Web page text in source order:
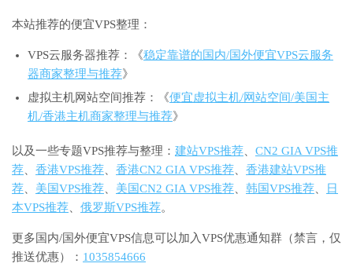
本站推荐的便宜VPS整理：
VPS云服务器推荐：《稳定靠谱的国内/国外便宜VPS云服务
器商家整理与推荐》
虚拟主机网站空间推荐：《便宜虚拟主机/网站空间/美国主
机/香港主机商家整理与推荐》
以及一些专题VPS推荐与整理： 建站VPS推荐
CN2 GIA VPS推
荐
香港VPS推荐 香港CN2 GIA VPS推荐
香港建站VPS推
荐
美国VPS推荐 美国CN2 GIA VPS推荐 韩国VPS推荐
日
本VPS推荐
俄罗斯VPS推荐。
更多国内/国外便宜VPS信息可以加入VPS优惠通知群（禁言，仅
推送优惠）： 1035854666